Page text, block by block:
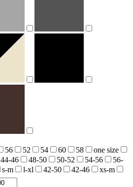
56 52 54 60 58
one size
44-46 48-50 50-52 54-56
56-
s-m l-xl 42-50 42-46
xs-m